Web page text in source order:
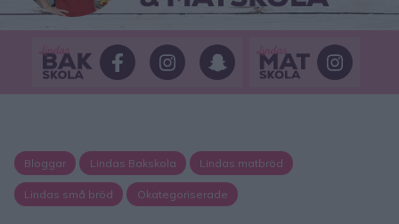
Bloggar Lindas Bakskola Lindas matbröd
Lindas små bröd Okategoriserade